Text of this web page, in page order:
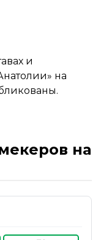
и
на
на